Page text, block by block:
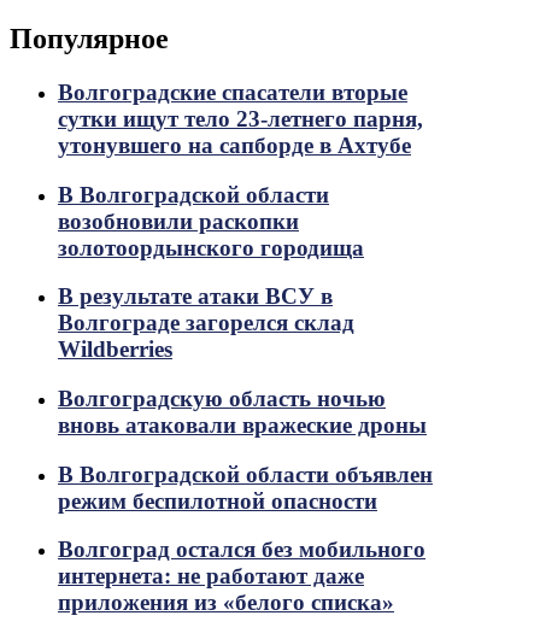
Популярное
Волгоградские спасатели вторые
сутки ищут тело 23-летнего парня,
утонувшего на сапборде в Ахтубе
В Волгоградской области
возобновили раскопки
золотоордынского городища
В результате атаки ВСУ в
Волгограде загорелся склад
Wildberries
Волгоградскую область ночью
вновь атаковали вражеские дроны
В Волгоградской области объявлен
режим беспилотной опасности
Волгоград остался без мобильного
интернета: не работают даже
приложения из «белого списка»